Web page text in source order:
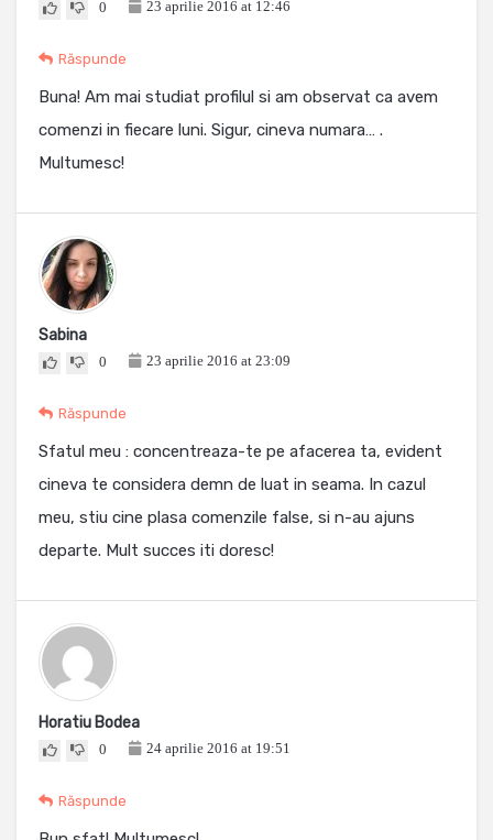
0 23 aprilie 2016 at 12:46
Răspunde
Buna! Am mai studiat profilul si am observat ca avem
comenzi in fiecare luni. Sigur, cineva numara… .
Multumesc!
Sabina
0 23 aprilie 2016 at 23:09
Răspunde
Sfatul meu : concentreaza-te pe afacerea ta, evident
cineva te considera demn de luat in seama. In cazul
meu, stiu cine plasa comenzile false, si n-au ajuns
departe. Mult succes iti doresc!
Horatiu Bodea
0 24 aprilie 2016 at 19:51
Răspunde